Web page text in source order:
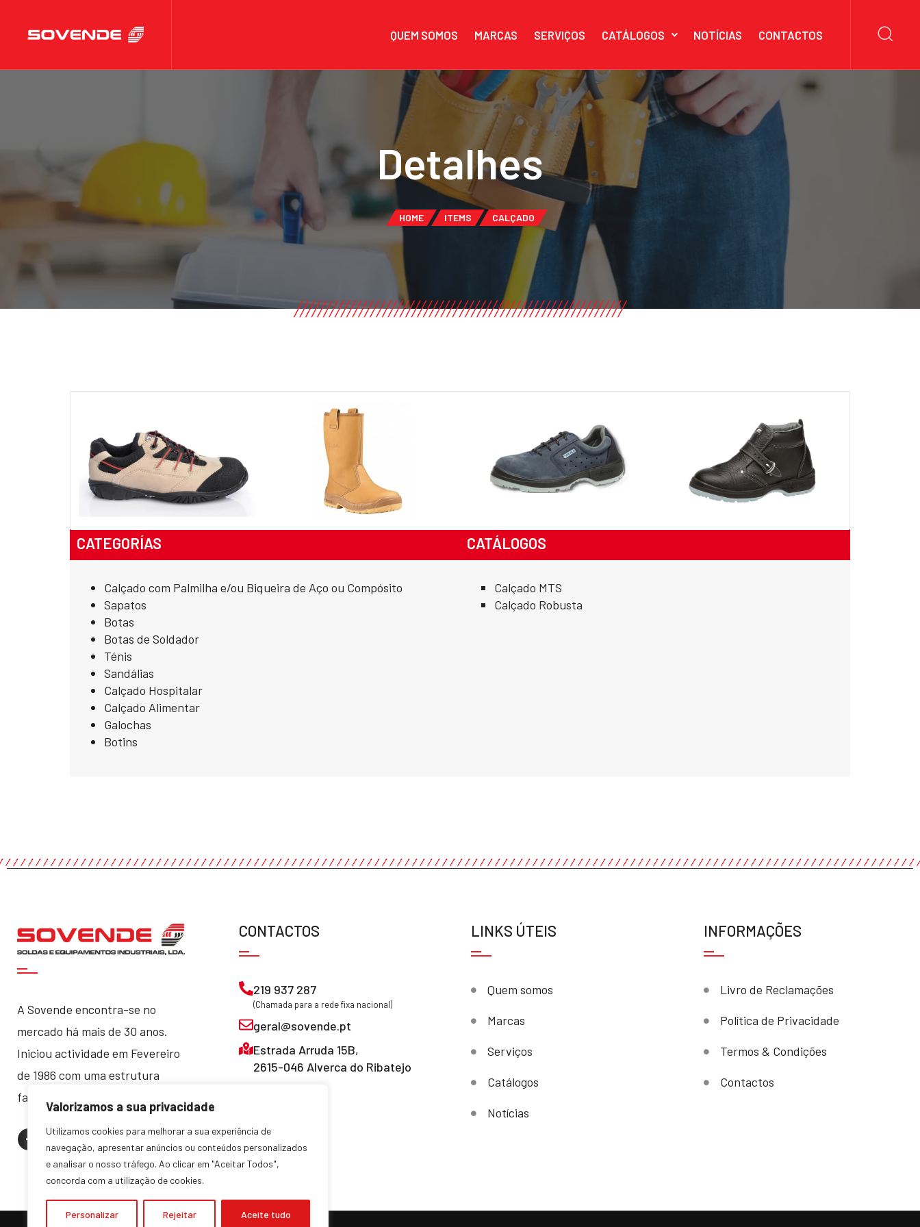
Valorizamos a sua privacidade
Utilizamos cookies para melhorar a sua experiência de
navegação, apresentar anúncios ou conteúdos personalizados
e analisar o nosso tráfego. Ao clicar em "Aceitar Todos",
concorda com a utilização de cookies.
Personalizar Rejeitar Aceite tudo
QUEM SOMOS MARCAS SERVIÇOS CATÁLOGOS NOTÍCIAS CONTACTOS
Detalhes
HOME ITEMS CALÇADO
CATEGORÍAS
Calçado com Palmilha e/ou Biqueira de Aço ou Compósito
Sapatos
Botas
Botas de Soldador
Ténis
Sandálias
Calçado Hospitalar
Calçado Alimentar
Galochas
Botins
CATÁLOGOS
Calçado MTS
Calçado Robusta
A Sovende encontra-se no
mercado há mais de 30 anos.
Iniciou actividade em Fevereiro
de 1986 com uma estrutura
familiar, que manteve até hoje.
CONTACTOS
219 937 287
(Chamada para a rede fixa nacional)
geral@sovende.pt
Estrada Arruda 15B,
2615-046 Alverca do Ribatejo
LINKS ÚTEIS
Quem somos
Marcas
Serviços
Catálogos
Notícias
INFORMAÇÕES
Livro de Reclamações
Política de Privacidade
Termos & Condições
Contactos